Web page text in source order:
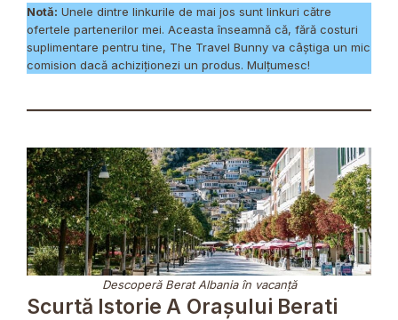
Notă: Unele dintre linkurile de mai jos sunt linkuri către
ofertele partenerilor mei. Aceasta înseamnă că, fără costuri
suplimentare pentru tine, The Travel Bunny va câștiga un mic
comision dacă achiziționezi un produs. Mulțumesc!
Descoperă Berat Albania în vacanță
Scurtă Istorie A Orașului Berati